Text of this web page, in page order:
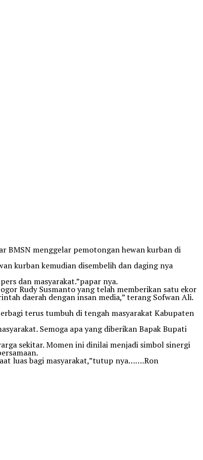
BMSN menggelar pemotongan hewan kurban di
kurban kemudian disembelih dan daging nya
dan masyarakat.”papar nya.
Rudy Susmanto yang telah memberikan satu ekor
daerah dengan insan media,” terang Sofwan Ali.
terus tumbuh di tengah masyarakat Kabupaten
Semoga apa yang diberikan Bapak Bupati
sekitar. Momen ini dinilai menjadi simbol sinergi
luas bagi masyarakat,”tutup nya…….Ron